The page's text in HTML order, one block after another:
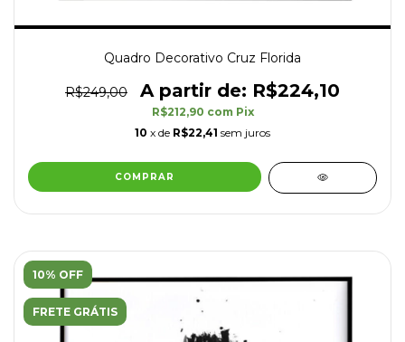
Quadro Decorativo Cruz Florida
R$249,00 R$224,10
R$212,90 com Pix
10 x de R$22,41 sem juros
COMPRAR
10% OFF
FRETE GRÁTIS